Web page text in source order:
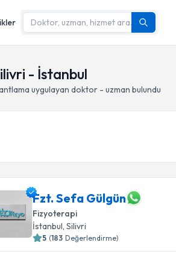
- İstanbul
uygulayan doktor - uzman bulundu
Fzt. Sefa Gülgün
Fizyoterapi
İstanbul, Silivri
5 (183 Değerlendirme)